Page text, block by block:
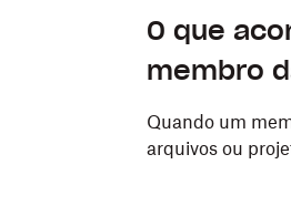
O que
membro
Quando um
arquivos ou